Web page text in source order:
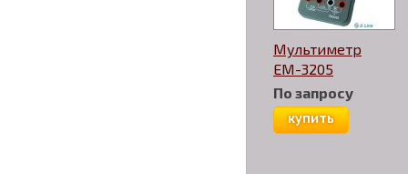
Мультиметр
EM-3205
По запросу
купить